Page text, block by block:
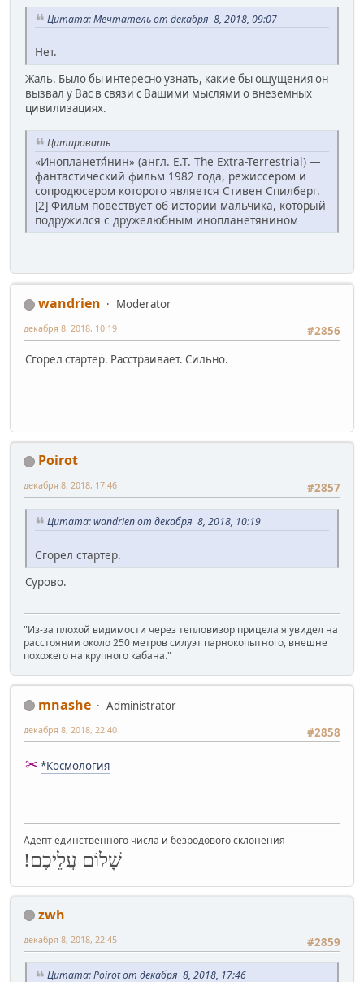
Цитата: Мечтатель от декабря 8, 2018, 09:07
Нет.
Жаль. Было бы интересно узнать, какие бы ощущения он
вызвал у Вас в связи с Вашими мыслями о внеземных
цивилизациях.
Цитировать
«Инопланетя́нин» (англ. E.T. The Extra-Terrestrial) —
фантастический фильм 1982 года, режиссёром и
сопродюсером которого является Стивен Спилберг.
[2] Фильм повествует об истории мальчика, который
подружился с дружелюбным инопланетянином
wandrien
Moderator
#2856
декабря 8, 2018, 10:19
Сгорел стартер. Расстраивает. Сильно.
Poirot
#2857
декабря 8, 2018, 17:46
Цитата: wandrien от декабря 8, 2018, 10:19
Сгорел стартер.
Сурово.
"Из-за плохой видимости через тепловизор прицела я увидел на
расстоянии около 250 метров силуэт парнокопытного, внешне
похожего на крупного кабана."
mnashe
Administrator
#2858
декабря 8, 2018, 22:40
✂ *Космология
Адепт единственного числа и безродового склонения
שָׁלוֹם עֲלֵיכֶם!
zwh
#2859
декабря 8, 2018, 22:45
Цитата: Poirot от декабря 8, 2018, 17:46